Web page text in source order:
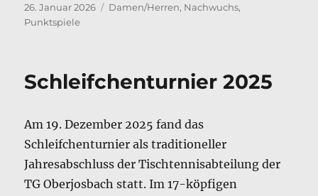
Veröffentlicht
am
26. Januar 2026 Kategorien
Damen/Herren, Nachwuchs,
Punktspiele
Schleifchenturnier 2025
Am 19. Dezember 2025 fand das
Schleifchenturnier als traditioneller
Jahresabschluss der Tischtennisabteilung der
TG Oberjosbach statt. Im 17-köpfigen